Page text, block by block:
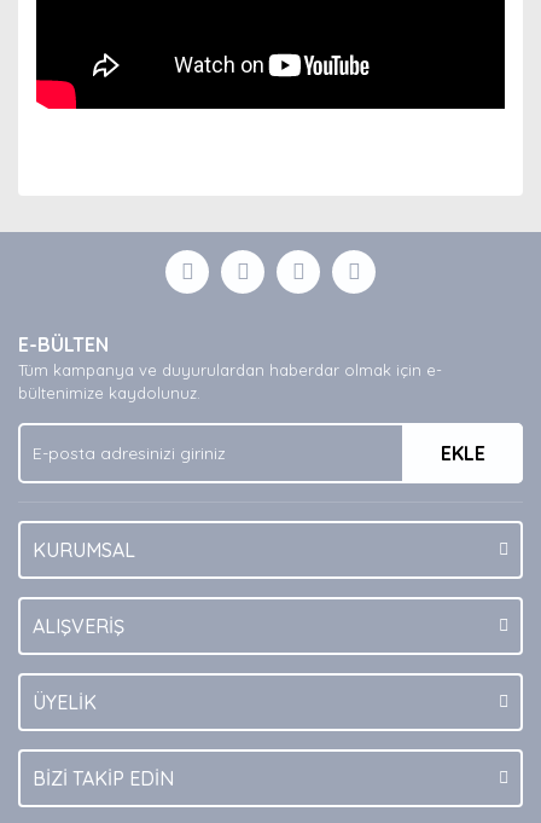
Yorum Yaz
formunu kullanarak tarafımıza iletebilirsiniz.
Görüş ve önerileriniz için teşekkür ederiz.
Ürün açıklamasında eksik bilgiler bulunuyor.
Ürün bilgilerinde hatalar bulunuyor.
Bu ürüne benzer farklı alternatifler olmalı.
E-BÜLTEN
Tüm kampanya ve duyurulardan haberdar olmak için e-
bültenimize kaydolunuz.
EKLE
KURUMSAL
ALIŞVERİŞ
ÜYELİK
BİZİ TAKİP EDİN